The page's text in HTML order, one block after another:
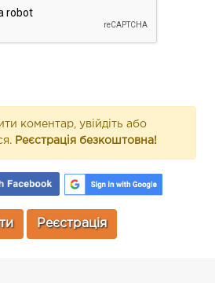
коментар, увійдіть або
Реєстрація безкоштовна!
Реєстрація